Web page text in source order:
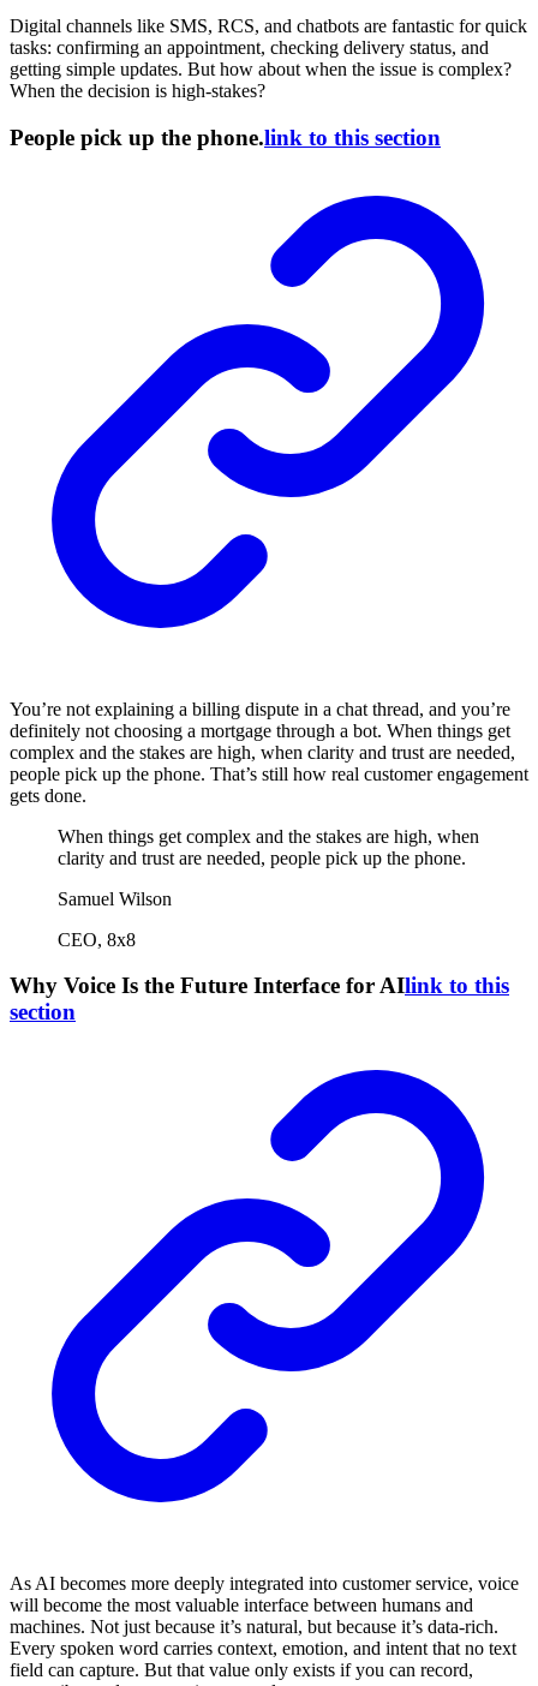
Digital channels like SMS, RCS, and chatbots are fantastic for quick
tasks: confirming an appointment, checking delivery status, and
getting simple updates. But how about when the issue is complex?
When the decision is high-stakes?
People pick up the phone.link to this section
You’re not explaining a billing dispute in a chat thread, and you’re
definitely not choosing a mortgage through a bot. When things get
complex and the stakes are high, when clarity and trust are needed,
people pick up the phone. That’s still how real customer engagement
gets done.
When things get complex and the stakes are high, when
clarity and trust are needed, people pick up the phone.
Samuel Wilson
CEO, 8x8
Why Voice Is the Future Interface for AIlink to this
section
As AI becomes more deeply integrated into customer service, voice
will become the most valuable interface between humans and
machines. Not just because it’s natural, but because it’s data-rich.
Every spoken word carries context, emotion, and intent that no text
field can capture. But that value only exists if you can record,